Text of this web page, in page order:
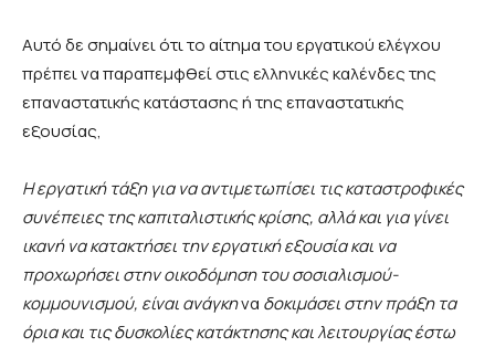
Αυτό δε σημαίνει ότι το αίτημα του εργατικού ελέγχου
πρέπει να παραπεμφθεί στις ελληνικές καλένδες της
επαναστατικής κατάστασης ή της επαναστατικής
εξουσίας,
Η εργατική τάξη για να αντιμετωπίσει τις καταστροφικές
συνέπειες της καπιταλιστικής κρίσης, αλλά και για γίνει
ικανή να κατακτήσει την εργατική εξουσία και να
προχωρήσει στην οικοδόμηση του σοσιαλισμού-
κομμουνισμού, είναι ανάγκηνα δοκιμάσει στην πράξη τα
όρια και τις δυσκολίες κατάκτησης και λειτουργίαςέστω